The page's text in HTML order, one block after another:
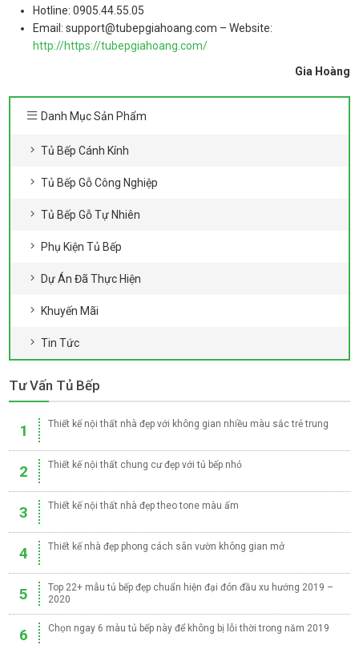
Hotline: 0905.44.55.05
Email: support@tubepgiahoang.com – Website:
http://https://tubepgiahoang.com/
Gia Hoàng
Danh Mục Sản Phẩm
Tủ Bếp Cánh Kính
Tủ Bếp Gỗ Công Nghiệp
Tủ Bếp Gỗ Tự Nhiên
Phụ Kiện Tủ Bếp
Dự Án Đã Thực Hiện
Khuyến Mãi
Tin Tức
Tư Vấn Tủ Bếp
1 Thiết kế nội thất nhà đẹp với không gian nhiều màu sắc trẻ trung
2 Thiết kế nội thất chung cư đẹp với tủ bếp nhỏ
3 Thiết kế nội thất nhà đẹp theo tone màu ấm
4 Thiết kế nhà đẹp phong cách sân vườn không gian mở
5
Top 22+ mẫu tủ bếp đẹp chuẩn hiện đại đón đầu xu hướng 2019 –
2020
6 Chọn ngay 6 màu tủ bếp này để không bị lỗi thời trong năm 2019